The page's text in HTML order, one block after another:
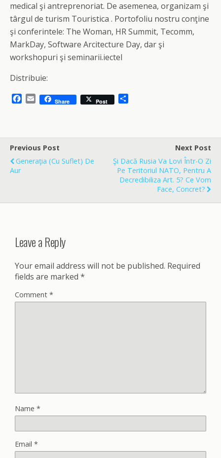
medical şi antreprenoriat. De asemenea, organizam şi
târgul de turism Touristica . Portofoliu nostru conţine
şi conferintele: The Woman, HR Summit, Tecomm,
MarkDay, Software Arcitecture Day, dar şi
workshopuri şi seminarii.iectel
Distribuie:
b
o
o
E
l
Share Post
e
Previous Post
Generaţia (cu Suflet) De
Aur
Next Post
Şi Dacă Rusia Va Lovi Într-O Zi
Pe Teritoriul NATO, Pentru A
Decredibiliza Art. 5? Ce Vom
Face, Concret?
Leave a Reply
Your email address will not be published. Required
fields are marked *
Comment *
Name *
Email *